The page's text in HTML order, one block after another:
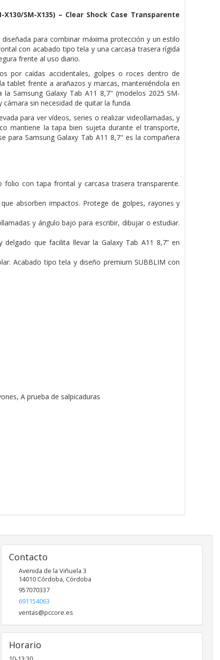
SM-X135) – Clear Shock Case Transparente
para combinar máxima protección y un estilo
con acabado tipo tela y una carcasa trasera rígida
frente al uso diario.
por caídas accidentales, golpes o roces dentro de
tablet frente a arañazos y marcas, manteniéndola en
Samsung Galaxy Tab A11 8,7" (modelos 2025 SM-
sin necesidad de quitar la funda.
para ver vídeos, series o realizar videollamadas, y
mantiene la tapa bien sujeta durante el transporte,
para Samsung Galaxy Tab A11 8,7" es la compañera
folio con tapafrontal y carcasa trasera transparente.
absorben impactos. Protege de golpes, rayones y
y ángulobajo para escribir, dibujar o estudiar.
delgado que facilita llevar la Galaxy Tab A11 8,7” en
Acabado tipotela y diseño premium SUBBLIM con
A prueba de salpicaduras
Contacto
Avenida de la Viñuela 3
14010 Córdoba, Córdoba
957070337
691154063
ventas@pccore.es
Horario